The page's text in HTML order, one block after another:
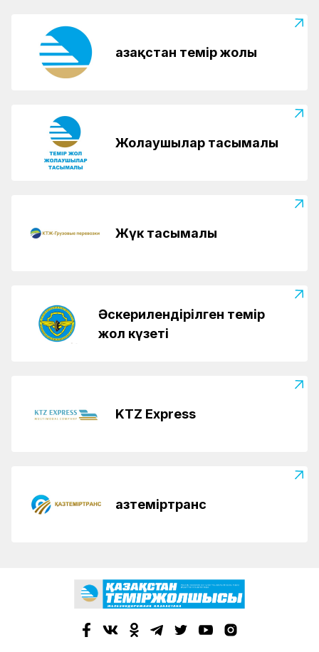
Қазақстан темір жолы
Жолаушылар тасымалы
Жүк тасымалы
Әскерилендірілген темір
жол күзеті
KTZ Express
Қазтеміртранс